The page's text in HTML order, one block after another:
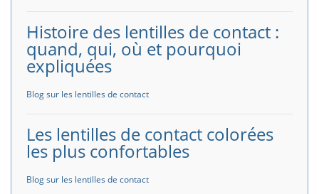
Histoire des lentilles de contact :
quand, qui, où et pourquoi
expliquées
Blog sur les lentilles de contact
Les lentilles de contact colorées
les plus confortables
Blog sur les lentilles de contact